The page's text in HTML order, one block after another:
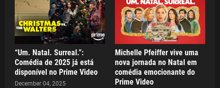
“Um. Natal. Surreal.”:
Comédia de 2025 já está
disponível no Prime Video
December 04, 2025
Michelle Pfeiffer vive uma
nova jornada no Natal em
comédia emocionante do
Prime Video